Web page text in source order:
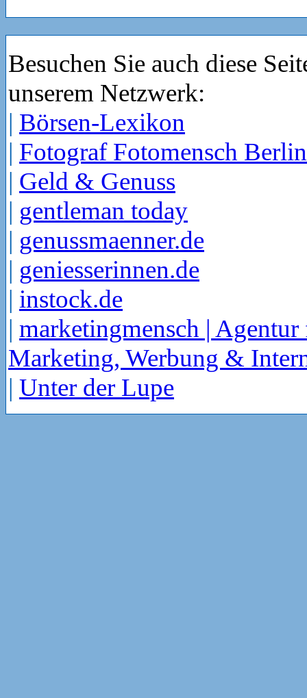
Besuchen Sie auch diese
unserem Netzwerk:
| Börsen-Lexikon
| Fotograf Fotomensch Berlin
| Geld & Genuss
| gentleman today
| genussmaenner.de
| geniesserinnen.de
| instock.de
| marketingmensch | Agentur
Marketing, Werbung &
| Unter der Lupe